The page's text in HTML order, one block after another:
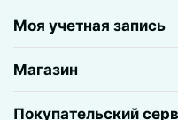
Моя учетная запись
Магазин
Покупательский